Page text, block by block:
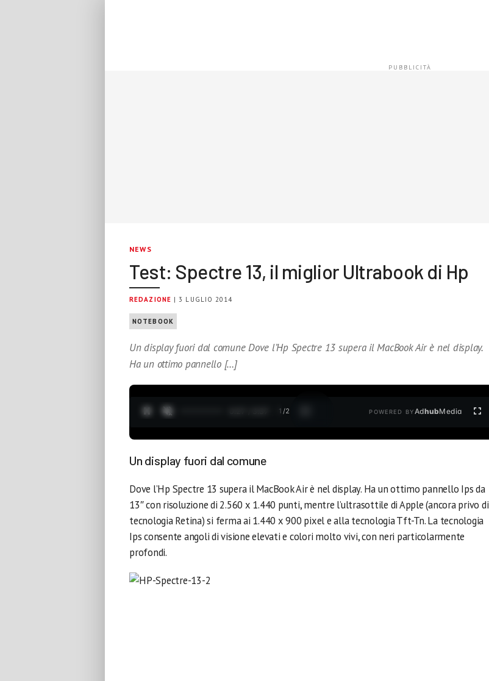
NEWS
Test: Spectre 13, il miglior Ultrabook di Hp
REDAZIONE | 3 LUGLIO 2014
NOTEBOOK
Un display fuori dal comune Dove l’Hp Spectre 13 supera il MacBook Air è nel display.
Ha un ottimo pannello […]
1 /2 POWERED BYAdhubMedia
Un display fuori dal comune
Dove l’Hp Spectre 13 supera il MacBook Air è nel display. Ha un ottimo pannello Ips da
13″ con risoluzione di 2.560 x 1.440 punti, mentre l’ultrasottile di Apple (ancora privo di
tecnologia Retina) si ferma ai 1.440 x 900 pixel e alla tecnologia Tft-Tn. La tecnologia
Ips consente angoli di visione elevati e colori molto vivi, con neri particolarmente
profondi.